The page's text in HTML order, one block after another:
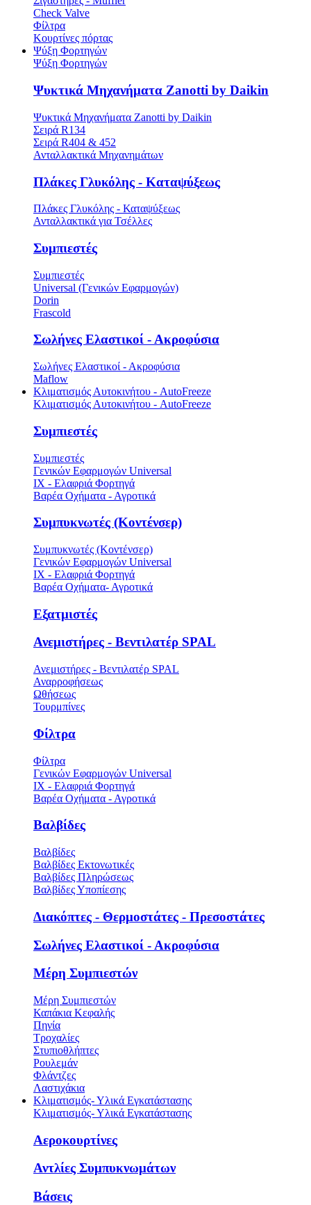
Check Valve
Φίλτρα
Κουρτίνες πόρτας
Ψύξη Φορτηγών
Ψύξη Φορτηγών
Ψυκτικά Μηχανήματα Zanotti by Daikin
Ψυκτικά Μηχανήματα Zanotti by Daikin
Σειρά R134
Σειρά R404 & 452
Ανταλλακτικά Μηχανημάτων
Πλάκες Γλυκόλης - Καταψύξεως
Πλάκες Γλυκόλης - Καταψύξεως
Ανταλλακτικά για Τσέλλες
Συμπιεστές
Συμπιεστές
Universal (Γενικών Εφαρμογών)
Dorin
Frascold
Σωλήνες Ελαστικοί - Ακροφύσια
Σωλήνες Ελαστικοί - Ακροφύσια
Maflow
Κλιματισμός Αυτοκινήτου - AutoFreeze
Κλιματισμός Αυτοκινήτου - AutoFreeze
Συμπιεστές
Συμπιεστές
Γενικών Εφαρμογών Universal
ΙΧ - Ελαφριά Φορτηγά
Βαρέα Οχήματα - Αγροτικά
Συμπυκνωτές (Κοντένσερ)
Συμπυκνωτές (Κοντένσερ)
Γενικών Εφαρμογών Universal
ΙΧ - Ελαφριά Φορτηγά
Βαρέα Οχήματα- Αγροτικά
Εξατμιστές
Ανεμιστήρες - Βεντιλατέρ SPAL
Ανεμιστήρες - Βεντιλατέρ SPAL
Αναρροφήσεως
Ωθήσεως
Τουρμπίνες
Φίλτρα
Φίλτρα
Γενικών Εφαρμογών Universal
ΙΧ - Ελαφριά Φορτηγά
Βαρέα Οχήματα - Αγροτικά
Βαλβίδες
Βαλβίδες
Βαλβίδες Εκτονωτικές
Βαλβίδες Πληρώσεως
Βαλβίδες Υποπίεσης
Διακόπτες - Θερμοστάτες - Πρεσοστάτες
Σωλήνες Ελαστικοί - Ακροφύσια
Μέρη Συμπιεστών
Μέρη Συμπιεστών
Καπάκια Κεφαλής
Πηνία
Τροχαλίες
Στυπιοθλήπτες
Ρουλεμάν
Φλάντζες
Λαστιχάκια
Κλιματισμός- Υλικά Εγκατάστασης
Κλιματισμός- Υλικά Εγκατάστασης
Αεροκουρτίνες
Αντλίες Συμπυκνωμάτων
Βάσεις